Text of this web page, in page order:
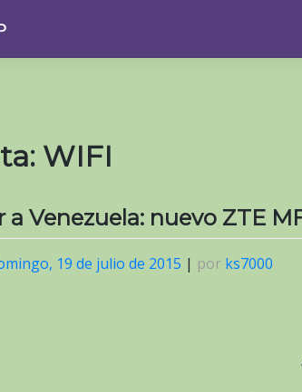
WIFI
a Venezuela: nuevo ZTE
19 de julio de 2015 | por ks7000